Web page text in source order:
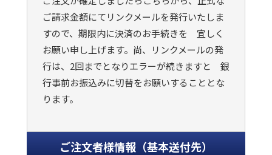
ご請求金額にてリンクメールを発行いたしま
すので、期限内に決済のお手続きを 宜しく
お願い申し上げます。尚、リンクメールの発
行は、2回までとなりエラーが続きますと 銀
行事前お振込みに切替をお願いすることとな
ります。
ご注文者様情報（基本送付先）